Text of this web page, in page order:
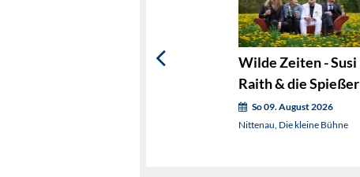
Wilde Zeiten - Susi
Raith & die Spießer
So 09. August 2026
Nittenau, Die kleine Bühne